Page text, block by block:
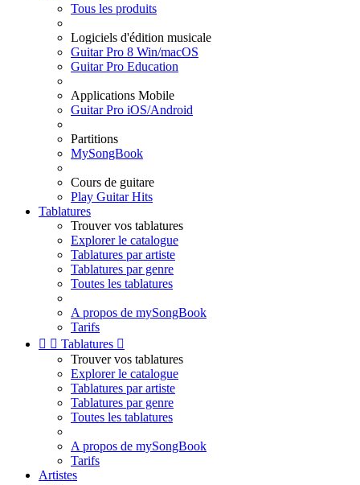
Tous les produits
Logiciels d'édition musicale
Guitar Pro 8 Win/macOS
Guitar Pro Education
Applications Mobile
Guitar Pro iOS/Android
Partitions
MySongBook
Cours de guitare
Play Guitar Hits
Tablatures
Trouver vos tablatures
Explorer le catalogue
Tablatures par artiste
Tablatures par genre
Toutes les tablatures
A propos de mySongBook
Tarifs
  Tablatures 
Trouver vos tablatures
Explorer le catalogue
Tablatures par artiste
Tablatures par genre
Toutes les tablatures
A propos de mySongBook
Tarifs
Artistes